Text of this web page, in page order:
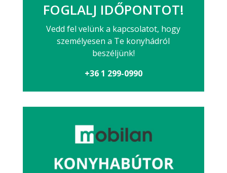
FOGLALJ IDŐPONTOT!
Vedd fel velünk a kapcsolatot, hogy
személyesen a Te konyhádról
beszéljünk!
+36 1 299-0990